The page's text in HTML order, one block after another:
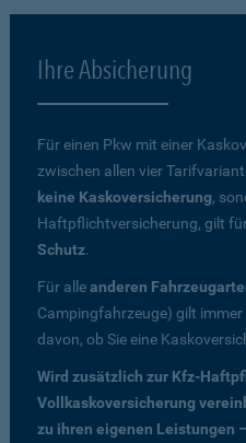
Ihre Absicherung
Für einen Pkw mit einer
zwischen allen vier
keine Kaskoversicherung,
Haftpflichtversicherung, gilt
Schutz.
Für alleanderen
Campingfahrzeuge) gilt immer
davon, ob Sie eine
Wird zusätzlich zur Kfz-
Vollkaskoversicherung
zu ihren eigenen Leistungen